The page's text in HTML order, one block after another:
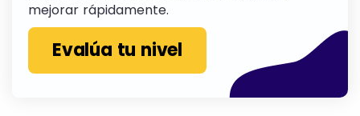
mejorar rápidamente.
Evalúa tu nivel